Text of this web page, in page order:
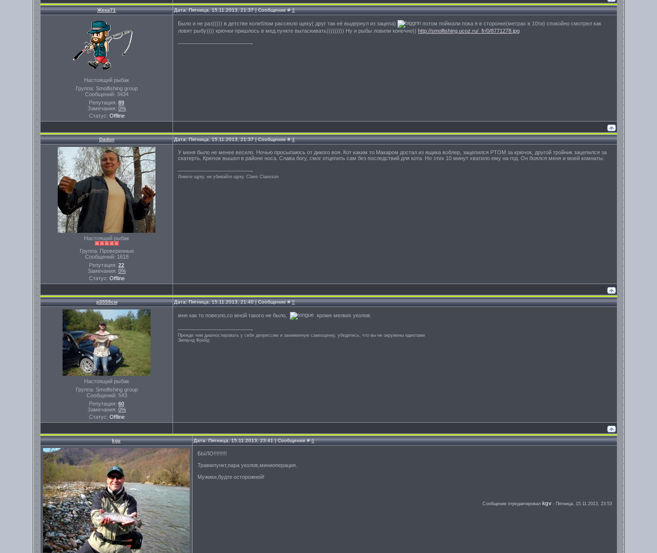
Жека71 Дата: Пятница, 15.11.2013, 21:37 | Сообщение #3
Настоящий рыбак
Группа: Smolfishing group
Сообщений: 3434
Репутация: 89
Замечания: 0%
Статус: Offline
Было и не раз))))) в детстве колеблом рассекло щеку( друг так её выдернул из зацепа)
потом поймали пока я в сторонке(метрах в 10ти) спокойно смотрел как
ловят рыбу)))) крючки пришлось в мед.пункте вытаскивать))))))))) Ну и рыбы ловили конечно)) http://smolfishing.ucoz.ru/_fr/0/8771278.jpg
Dadon Дата: Пятница, 15.11.2013, 21:37 | Сообщение #4
Настоящий рыбак
Группа: Проверенные
Сообщений: 1618
Репутация: 22
Замечания: 0%
Статус: Offline
У меня было не менее весело. Ночью просыпаюсь от дикого воя. Кот каким то Макаром достал из ящика воблер, зацепился РТОМ за крючок, другой тройник зацепился за
скатерть. Крючок вышел в районе носа. Слава богу, смог отцепить сам без последствий для кота. Но этих 10 минут хватило ему на год. Он боялся меня и моей комнаты.
Ловите щуку, не убивайте щуку. Сlaes Сlaesson
р3559см Дата: Пятница, 15.11.2013, 21:40 | Сообщение #5
Настоящий рыбак
Группа: Smolfishing group
Сообщений: 543
Репутация: 60
Замечания: 0%
Статус: Offline
мне как то повезло,со мной такого не было, кроме мелких уколов.
Прежде чем диагностировать у себя депрессию и заниженную самооценку, убедитесь, что вы не окружены идиотами
Зигмунд Фрейд
kgv Дата: Пятница, 15.11.2013, 23:41 | Сообщение #6
БЫЛО!!!!!!!!!
Травмпункт,пара уколов,миниоперация.
Мужики,будте осторожней!
Сообщение отредактировал kgv - Пятница, 15.11.2013, 23:53